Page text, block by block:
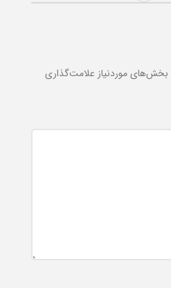
بخش‌های موردنیاز علامت‌گذاری